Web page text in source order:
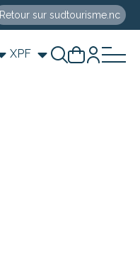
Retour sur sudtourisme.nc
XPF